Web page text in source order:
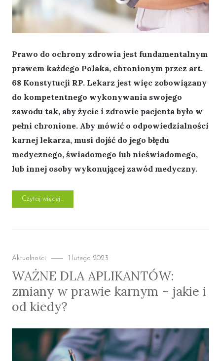
Prawo do ochrony zdrowia jest fundamentalnym
prawem każdego Polaka, chronionym przez art.
68 Konstytucji RP. Lekarz jest więc zobowiązany
do kompetentnego wykonywania swojego
zawodu tak, aby życie i zdrowie pacjenta było w
pełni chronione. Aby mówić o odpowiedzialności
karnej lekarza, musi dojść do jego błędu
medycznego, świadomego lub nieświadomego,
lub innej osoby wykonującej zawód medyczny.
Czytaj więcej
Categories
Aktualności
Posted
1 lutego 2023
WAŻNE DLA APLIKANTÓW:
zmiany w prawie karnym – jakie i
od kiedy?